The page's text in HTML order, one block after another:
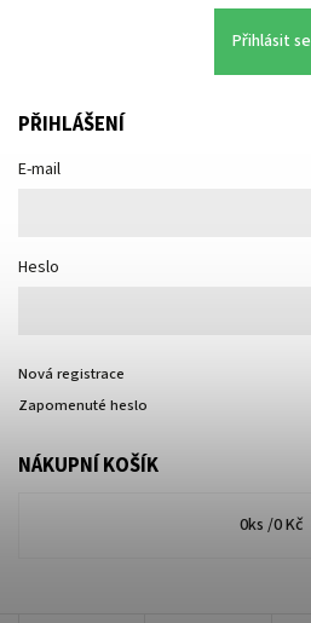
Přihlásit se
PŘIHLÁŠENÍ
E-mail
Heslo
Nová registrace
Zapomenuté heslo
NÁKUPNÍ KOŠÍK
0ks /0 Kč